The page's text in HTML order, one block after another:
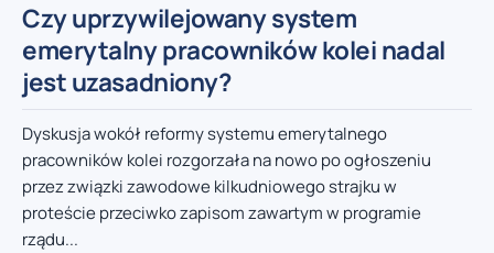
Czy uprzywilejowany system
emerytalny pracowników kolei nadal
jest uzasadniony?
Dyskusja wokół reformy systemu emerytalnego
pracowników kolei rozgorzała na nowo po ogłoszeniu
przez związki zawodowe kilkudniowego strajku w
proteście przeciwko zapisom zawartym w programie
rządu...